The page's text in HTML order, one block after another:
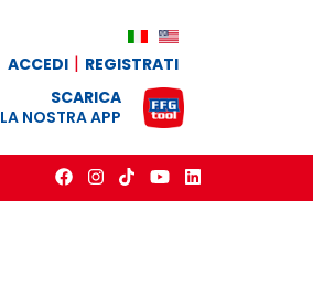
ACCEDI
REGISTRATI
SCARICA
LA NOSTRA APP